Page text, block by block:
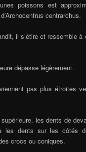
poissons est
centrarchus.
il s’étire et ressemble
dépasse légèrement.
pas plus étroites
les dents de
les dents sur les côtés
crocs ou coniques.